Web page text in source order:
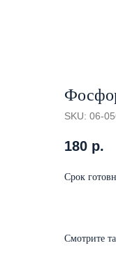
SKU: 06-
180 р.
Срок
Смотрите